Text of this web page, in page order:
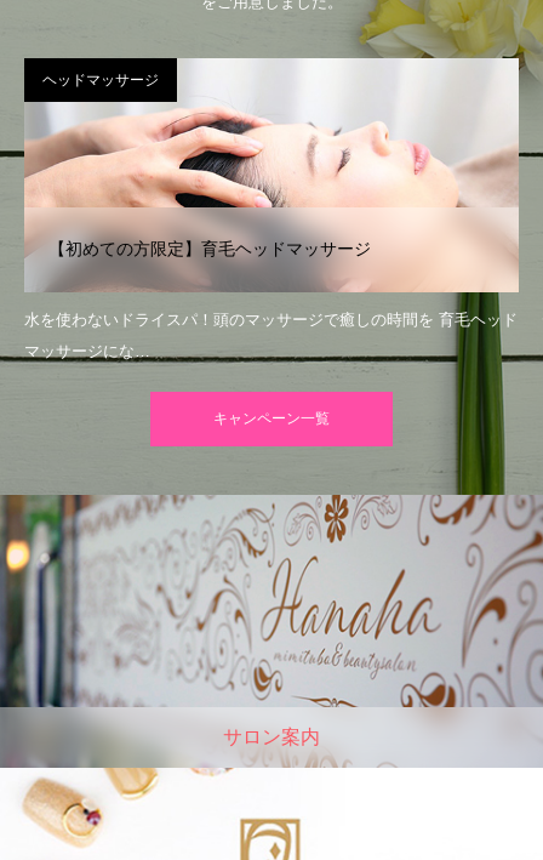
ヘッドマッサージ
【初めての方限定】育毛ヘッドマッサージ
水を使わないドライスパ！頭のマッサージで癒しの時間を 育毛ヘッド
マッサージにな…
キャンペーン一覧
サロン案内